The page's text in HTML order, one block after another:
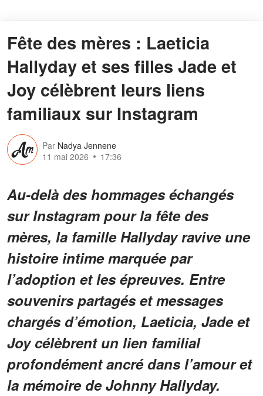
Fête des mères : Laeticia
Hallyday et ses filles Jade et
Joy célèbrent leurs liens
familiaux sur Instagram
Par Nadya Jennene
11 mai 2026
17:36
Au-delà des hommages échangés
sur Instagram pour la fête des
mères, la famille Hallyday ravive une
histoire intime marquée par
l’adoption et les épreuves. Entre
souvenirs partagés et messages
chargés d’émotion, Laeticia, Jade et
Joy célèbrent un lien familial
profondément ancré dans l’amour et
la mémoire de Johnny Hallyday.